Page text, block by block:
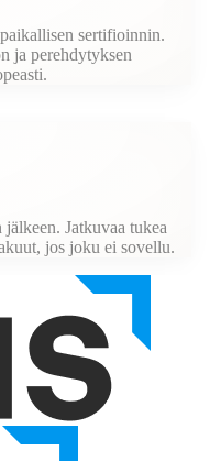
sertifioinnin.
ja perehdytyksen
Jatkuvaa tukea
jos joku ei sovellu.